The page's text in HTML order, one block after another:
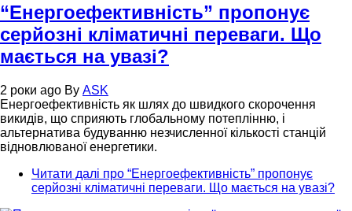
“Енергоефективність” пропонує
серйозні кліматичні переваги. Що
мається на увазі?
2 роки ago By ASK
Енергоефективність як шлях до швидкого скорочення
викидів, що сприяють глобальному потеплінню, і
альтернатива будуванню незчисленної кількості станцій
відновлюваної енергетики.
Читати далі про “Енергоефективність” пропонує
серйозні кліматичні переваги. Що мається на увазі?